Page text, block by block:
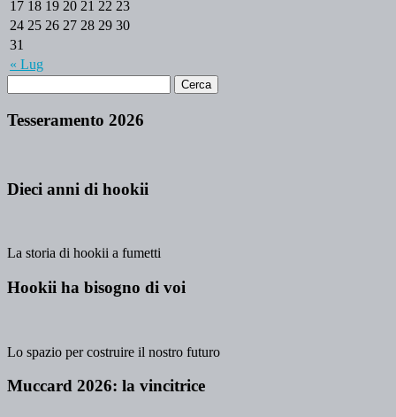
« Lug
17 18 19 20 21 22 23
24 25 26 27 28 29 30
31
Tesseramento 2026
Dieci anni di hookii
La storia di hookii a fumetti
Hookii ha bisogno di voi
Lo spazio per costruire il nostro futuro
Muccard 2026: la vincitrice